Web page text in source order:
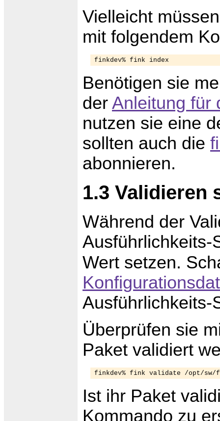
Vielleicht
mit folgendem
Benötigen sie
der Anleitung für
nutzen sie eine
sollten auch die
abonnieren.
1.3 Validieren
Während der
Wert setzen.
Ausführlichkeits-
Überprüfen sie
Paket validiert
Ist ihr Paket
Kommando zu